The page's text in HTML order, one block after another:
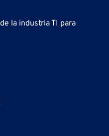
la industria TI para